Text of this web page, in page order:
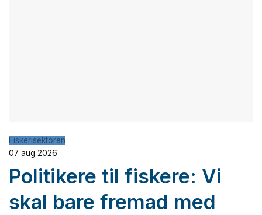
Fiskerisektoren
07 aug 2026
Politikere til fiskere: Vi
skal bare fremad med